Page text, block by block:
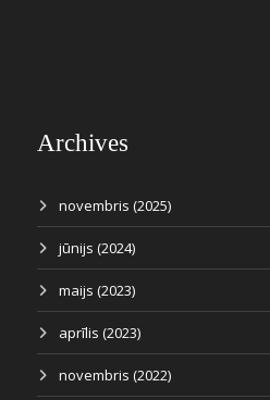
Archives
novembris (2025)
jūnijs (2024)
maijs (2023)
aprīlis (2023)
novembris (2022)